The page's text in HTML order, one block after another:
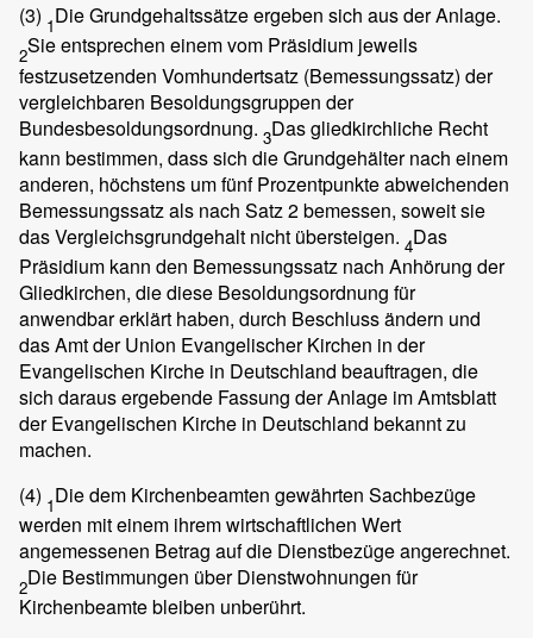
(3) 1Die Grundgehaltssätze ergeben sich aus der Anlage.
2Sie entsprechen einem vom Präsidium jeweils
festzusetzenden Vomhundertsatz (Bemessungssatz) der
vergleichbaren Besoldungsgruppen der
Bundesbesoldungsordnung. 3Das gliedkirchliche Recht
kann bestimmen, dass sich die Grundgehälter nach einem
anderen, höchstens um fünf Prozentpunkte abweichenden
Bemessungssatz als nach Satz 2 bemessen, soweit sie
das Vergleichsgrundgehalt nicht übersteigen. 4Das
Präsidium kann den Bemessungssatz nach Anhörung der
Gliedkirchen, die diese Besoldungsordnung für
anwendbar erklärt haben, durch Beschluss ändern und
das Amt der Union Evangelischer Kirchen in der
Evangelischen Kirche in Deutschland beauftragen, die
sich daraus ergebende Fassung der Anlage im Amtsblatt
der Evangelischen Kirche in Deutschland bekannt zu
machen.
(4) 1Die dem Kirchenbeamten gewährten Sachbezüge
werden mit einem ihrem wirtschaftlichen Wert
angemessenen Betrag auf die Dienstbezüge angerechnet.
2Die Bestimmungen über Dienstwohnungen für
Kirchenbeamte bleiben unberührt.